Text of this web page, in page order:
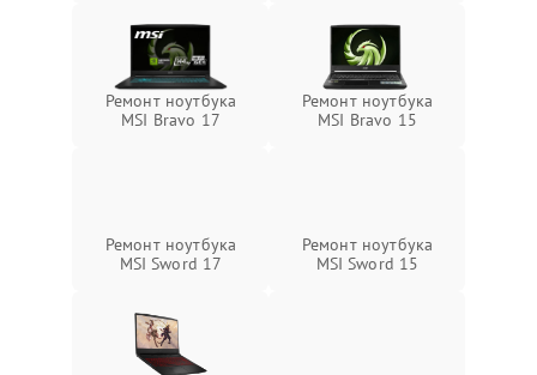
Ремонт ноутбука
MSI Bravo 17
Ремонт ноутбука
MSI Bravo 15
Ремонт ноутбука
MSI Sword 17
Ремонт ноутбука
MSI Sword 15